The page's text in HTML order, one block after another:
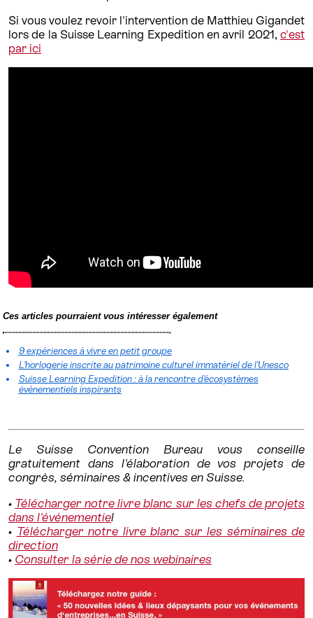
Si vous voulez revoir l'intervention de Matthieu Gigandet
lors de la Suisse Learning Expedition en avril 2021, c'est
par ici
Ces articles pourraient vous intéresser également
9 expériences à vivre en petit groupe
L’horlogerie inscrite au patrimoine culturel immatériel de l’Unesco
Suisse Learning Expedition : à la rencontre d’écosystèmes
événementiels inspirants
Le Suisse Convention Bureau vous conseille
gratuitement dans l'élaboration de vos projets de
congrès, séminaires & incentives en Suisse.
• Télécharger notre livre blanc sur les chefs de projets
dans l'événementiel
• Télécharger notre livre blanc sur les séminaires de
direction
• Consulter la série de nos webinaires